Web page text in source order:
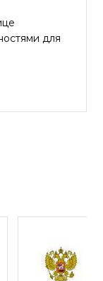
для